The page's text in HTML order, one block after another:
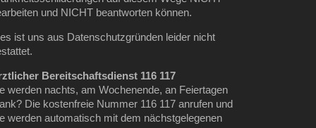
und NICHT beantworten können.
ist uns aus Datenschutzgründen leider nicht
Bereitschaftsdienst 116 117
werden nachts, am Wochenende, an Feiertagen
Die kostenfreie Nummer 116 117 anrufen und
werden automatisch mit dem nächstgelegenen